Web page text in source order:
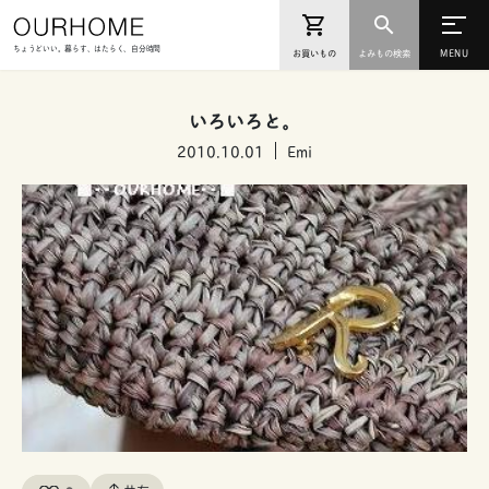
ちょうどいい。暮らす、はたらく、自分時間
いろいろと。
2010.10.01 Emi
お買いもの よみもの検索